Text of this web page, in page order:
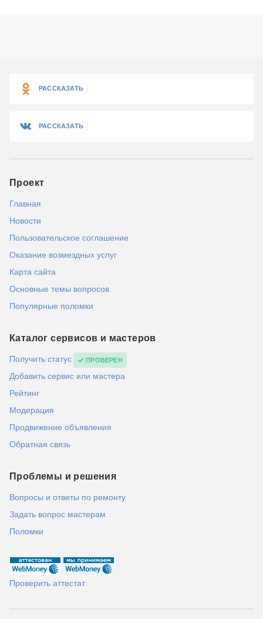
РАССКАЗАТЬ
РАССКАЗАТЬ
Проект
Главная
Новости
Пользовательское соглашение
Оказание возмездных услуг
Карта сайта
Основные темы вопросов
Популярные поломки
Каталог сервисов и мастеров
Получить статус ПРОВЕРЕН
Добавить сервис или мастера
Рейтинг
Модерация
Продвижение объявления
Обратная связь
Проблемы и решения
Вопросы и ответы по ремонту
Задать вопрос мастерам
Поломки
Проверить аттестат